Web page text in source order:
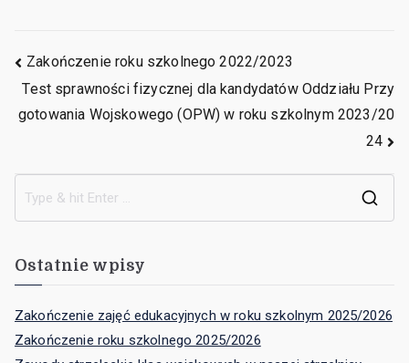
Zakończenie roku szkolnego 2022/2023
Test sprawności fizycznej dla kandydatów Oddziału Przy
gotowania Wojskowego (OPW) w roku szkolnym 2023/20
24
Ostatnie wpisy
Zakończenie zajęć edukacyjnych w roku szkolnym 2025/2026
Zakończenie roku szkolnego 2025/2026